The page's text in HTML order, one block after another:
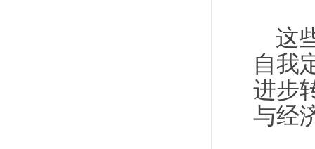
这
自我
进步
与经